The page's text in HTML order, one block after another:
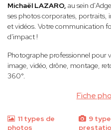
Fiche
Michaël LAZARO, au sein
ses photos corporates, portraits,
et vidéos. Votre communication
d'impact !
Photographe professionnel pour
image, vidéo, drône, montage,
360°.
11 types de
photos
9